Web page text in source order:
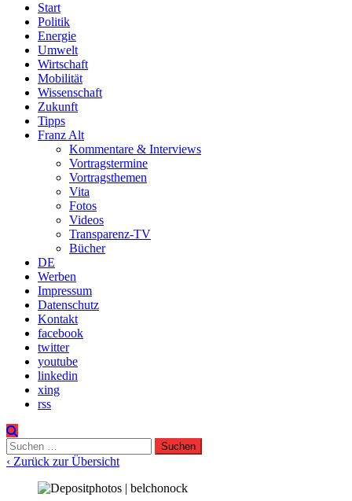
Start
Politik
Energie
Umwelt
Wirtschaft
Mobilität
Wissenschaft
Zukunft
Tipps
Franz Alt
Kommentare & Interviews
Vortragstermine
Vortragsthemen
Vita
Fotos
Videos
Transparenz-TV
Bücher
DE
Werben
Impressum
Datenschutz
Kontakt
facebook
twitter
youtube
linkedin
xing
rss
Suchen
nach:
‹ Zurück zur Übersicht